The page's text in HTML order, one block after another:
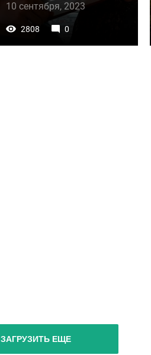
10 сентября, 2023
2808 0
ЗАГРУЗИТЬ ЕЩЕ